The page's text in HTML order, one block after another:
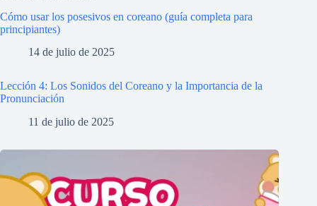
Cómo usar los posesivos en coreano (guía completa para
principiantes)
14 de julio de 2025
Lección 4: Los Sonidos del Coreano y la Importancia de la
Pronunciación
11 de julio de 2025